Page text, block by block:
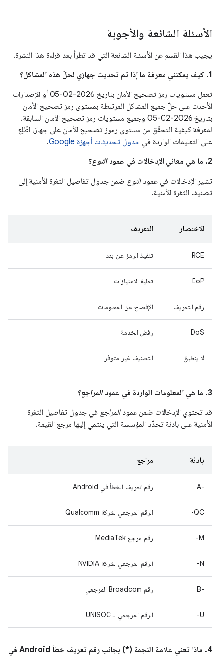
الأسئلة الشائعة والأجوبة
يجيب هذا القسم عن الأسئلة الشائعة التي قد تطرأ بعد قراءة هذا النشرة.
1. كيف يمكنني معرفة ما إذا تم تحديث جهازي لحلّ هذه المشاكل؟
تعمل مستويات رمز تصحيح الأمان بتاريخ 2026-02-05 أو الإصدارات
الأحدث على حلّ جميع المشاكل المرتبطة بمستوى رمز تصحيح الأمان
بتاريخ 2026-02-05 وجميع مستويات رمز تصحيح الأمان السابقة.
لمعرفة كيفية التحقّق من مستوى رموز تصحيح الأمان على جهاز، اطّلِع
على التعليمات الواردة في جدول تحديثات أجهزة Google
.
‫2. ما هي معاني الإدخالات في عمود
النوع؟
تشير الإدخالات في عمودالنوع ضمن جدول تفاصيل الثغرة الأمنية إلى
تصنيف الثغرة الأمنية.
الاختصار التعريف
RCE تنفيذ الرمز عن بعد
EoP تعلية الامتيازات
رقم التعريف الإفصاح عن المعلومات
DoS رفض الخدمة
لا ينطبق التصنيف غير متوفّر
3. ما هي المعلومات الواردة في عمود المراجع؟
قد تحتوي الإدخالات ضمن عمودالمراجع في جدول تفاصيل الثغرة
الأمنية على بادئة تحدّد المؤسسة التي ينتمي إليها مرجع القيمة.
بادئة مراجع
A-‎ رقم تعريف الخطأ في Android
QC- الرقم المرجعي لشركة Qualcomm
M- رقم مرجع MediaTek
N- الرقم المرجعي لشركة NVIDIA
B-‎ رقم Broadcom المرجعي
U- الرقم المرجعي لـ UNISOC
4. ماذا تعني علامة النجمة (*) بجانب رقم تعريف خطأ Android في